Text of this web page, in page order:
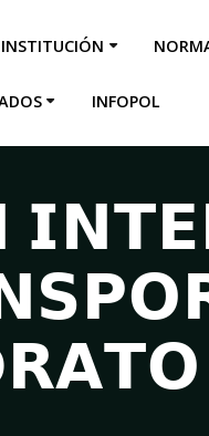
INSTITUCIÓN
INFOPOL